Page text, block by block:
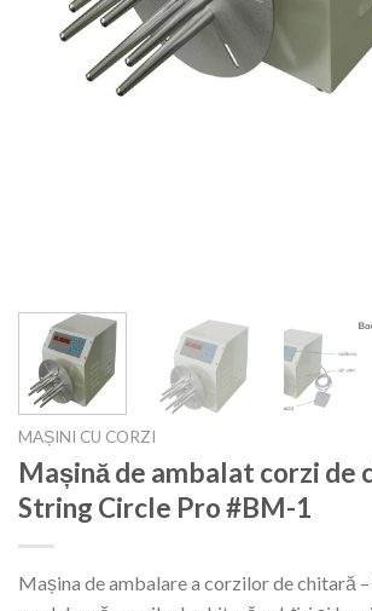
MAȘINI CU CORZI
Mașină de ambalat corzi de
String Circle Pro #BM-1
Mașina de ambalare a corzilor de chitară